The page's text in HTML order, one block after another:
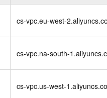
cs-vpc.eu-west-
cs-vpc.na-south-
cs-vpc.us-west-